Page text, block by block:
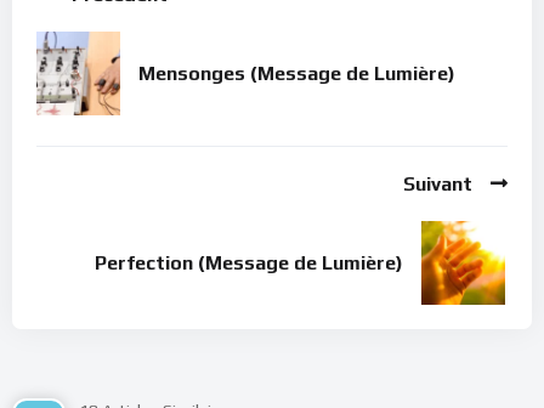
Mensonges (Message de Lumière)
Suivant
Perfection (Message de Lumière)